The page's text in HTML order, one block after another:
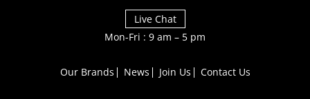
Live Chat
Mon-Fri : 9 am – 5 pm
Our Brands News Join Us Contact Us